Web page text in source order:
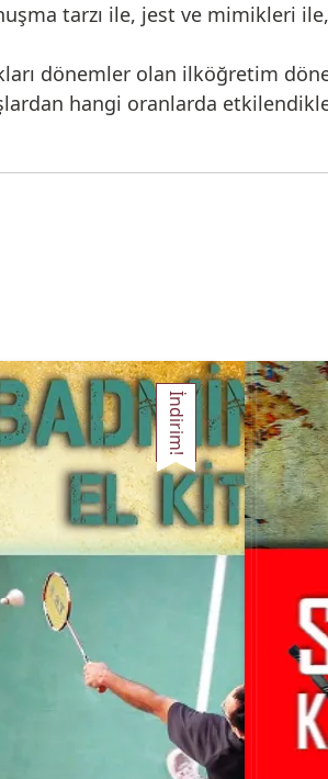
tarzı ile, jest ve mimikleri
dönemler olan ilköğretim
hangi oranlarda
İndirim!